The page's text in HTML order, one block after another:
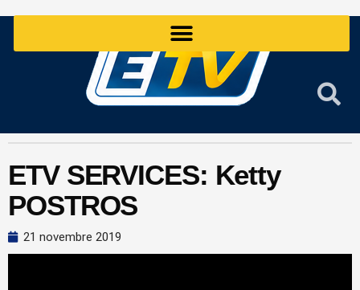
ETV SERVICES: Ketty
POSTROS
21 novembre 2019